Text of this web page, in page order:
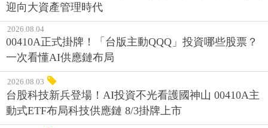
迎向大資產管理時代
2026.08.04
00410A正式掛牌！「台版主動QQQ」投資哪些股票？
一次看懂AI供應鏈布局
2026.08.03
台股科技新兵登場！AI投資不光看護國神山 00410A主
動式ETF布局科技供應鏈 8/3掛牌上市